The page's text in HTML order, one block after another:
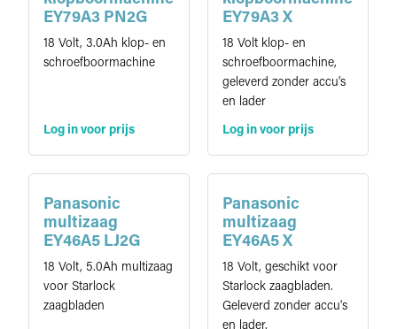
EY79A3 PN2G
18 Volt, 3.0Ah klop- en
schroefboormachine
Log in voor prijs
EY79A3 X
18 Volt klop- en
schroefboormachine,
geleverd zonder accu's
en lader
Log in voor prijs
Panasonic
multizaag
EY46A5 LJ2G
18 Volt, 5.0Ah multizaag
voor Starlock
zaagbladen
Panasonic
multizaag
EY46A5 X
18 Volt, geschikt voor
Starlock zaagbladen.
Geleverd zonder accu's
en lader.